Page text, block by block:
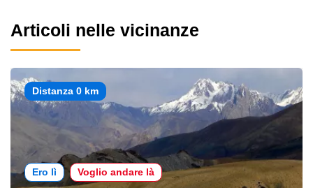
Articoli nelle vicinanze
Distanza 0 km
Ero lì Voglio andare là